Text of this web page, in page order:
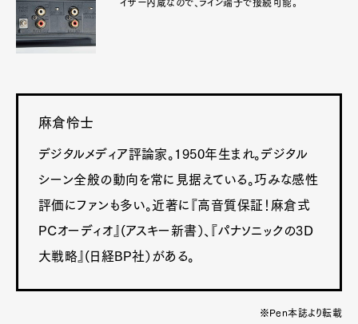
イザー内蔵なので、ライン端子で接続可能。
麻倉怜士
デジタルメディア評論家。1950年生まれ。デジタル
シーン全般の動向を常に見据えている。巧みな感性
評価にファンも多い。近著に『高音質保証！麻倉式
PCオーディオ』(アスキー新書）、『パナソニックの3D
大戦略』(日経BP社）がある。
※Pen本誌より転載